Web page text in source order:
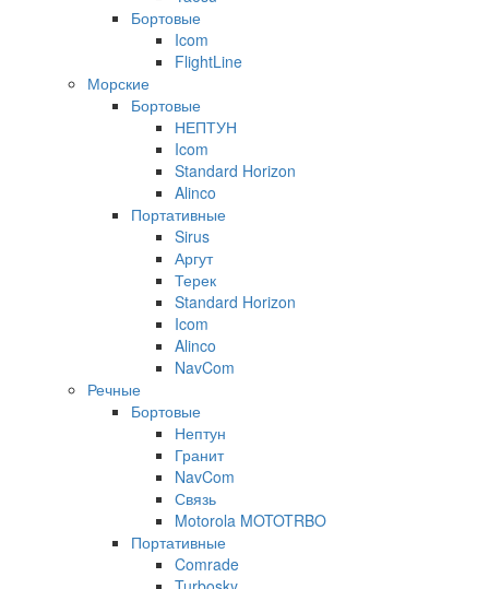
Бортовые
Icom
FlightLine
Морские
Бортовые
НЕПТУН
Icom
Standard Horizon
Alinco
Портативные
Sirus
Аргут
Терек
Standard Horizon
Icom
Alinco
NavCom
Речные
Бортовые
Нептун
Гранит
NavCom
Связь
Motorola MOTOTRBO
Портативные
Comrade